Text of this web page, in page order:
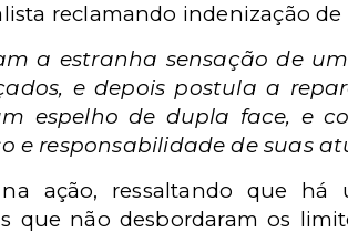
reclamando indenização
a estranha sensação de
e depois postula a
espelho de dupla face, e
e responsabilidade de suas
ação, ressaltando que há
que não desbordaram os